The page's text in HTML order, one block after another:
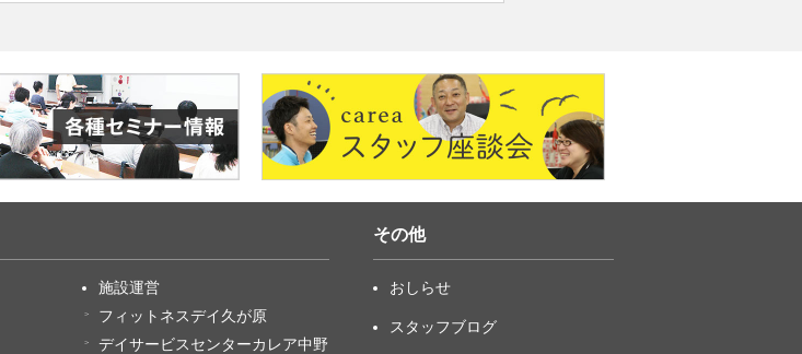
施設運営
フィットネスデイ久が原
デイサービスセンターカレア中野
その他
おしらせ
スタッフブログ